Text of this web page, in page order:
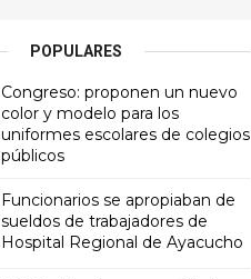
POPULARES
Congreso: proponen un nuevo
color y modelo para los
uniformes escolares de colegios
públicos
Funcionarios se apropiaban de
sueldos de trabajadores de
Hospital Regional de Ayacucho